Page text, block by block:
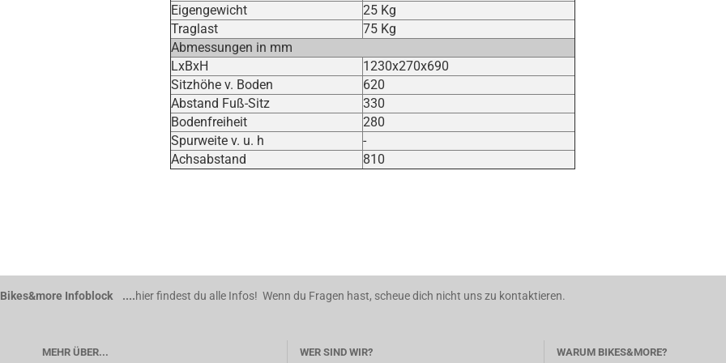
Eigengewicht
25 Kg
Traglast
75 Kg
Abmessungen in mm
LxBxH
1230x270x690
Sitzhöhe v. Boden
620
Abstand Fuß-Sitz
330
Bodenfreiheit
280
Spurweite v. u. h
-
Achsabstand
810
Bikes&more Infoblock ....hier findest du alle Infos! Wenn du Fragen hast, scheue dich nicht uns zu kontaktieren.
MEHR ÜBER... WER SIND WIR? WARUM BIKES&MORE?